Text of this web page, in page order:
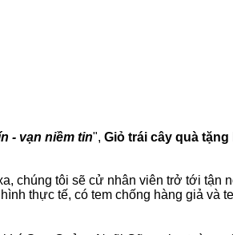
- vạn niềm tin", Giỏ trái cây quà tặng
chúng tôi sẽ cử nhân viên trở tới tận
thực tế, có tem chống hàng giả và